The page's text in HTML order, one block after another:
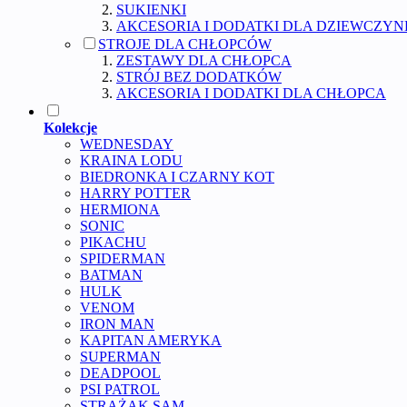
SUKIENKI
AKCESORIA I DODATKI DLA
STROJE DLA CHŁOPCÓW
ZESTAWY DLA CHŁOPCA
STRÓJ BEZ DODATKÓW
AKCESORIA I DODATKI DLA CHŁOPCA
Kolekcje
WEDNESDAY
KRAINA LODU
BIEDRONKA I CZARNY KOT
HARRY POTTER
HERMIONA
SONIC
PIKACHU
SPIDERMAN
BATMAN
HULK
VENOM
IRON MAN
KAPITAN AMERYKA
SUPERMAN
DEADPOOL
PSI PATROL